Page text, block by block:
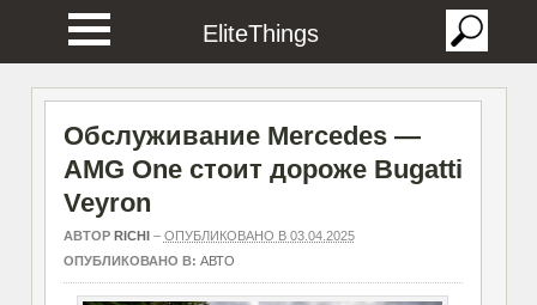
EliteThings
Обслуживание Mercedes —
AMG One стоит дороже Bugatti
Veyron
АВТОР RICHI– ОПУБЛИКОВАНО В 03.04.2025
ОПУБЛИКОВАНО В: АВТО